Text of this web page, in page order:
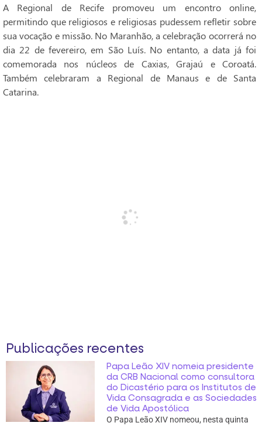
A Regional de Recife promoveu um encontro online,
permitindo que religiosos e religiosas pudessem refletir sobre
sua vocação e missão. No Maranhão, a celebração ocorrerá no
dia 22 de fevereiro, em São Luís. No entanto, a data já foi
comemorada nos núcleos de Caxias, Grajaú e Coroatá.
Também celebraram a Regional de Manaus e de Santa
Catarina.
Publicações recentes
Papa Leão XIV nomeia presidente
da CRB Nacional como consultora
do Dicastério para os Institutos de
Vida Consagrada e as Sociedades
de Vida Apostólica
O Papa Leão XIV nomeou, nesta quinta